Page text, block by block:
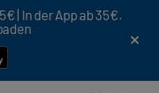
| In der App ab 35€.